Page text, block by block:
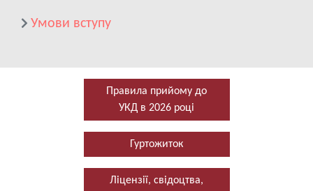
Умови вступу
Правила прийому до
УКД в 2026 році
Гуртожиток
Ліцензії, свідоцтва,